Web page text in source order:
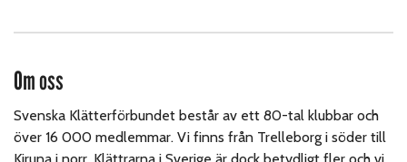
Om oss
Svenska Klätterförbundet består av ett 80-tal klubbar och
över 16 000 medlemmar. Vi finns från Trelleborg i söder till